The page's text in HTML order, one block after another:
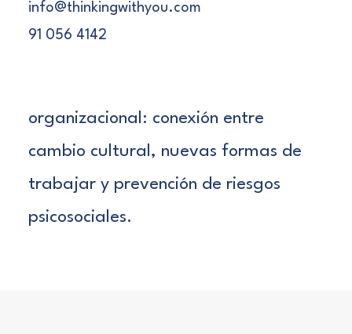
info@thinkingwithyou.com
91 056 4142
las personas en el trabajo y mejorar
organizacional: conexión entre
cambio cultural, nuevas formas de
trabajar y prevención de riesgos
psicosociales.